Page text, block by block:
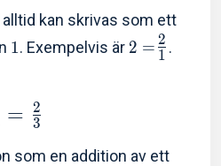
kan skrivas som ett
1. Exempelvis är 2 = 1
2 .
= 3
2
som en addition av ett